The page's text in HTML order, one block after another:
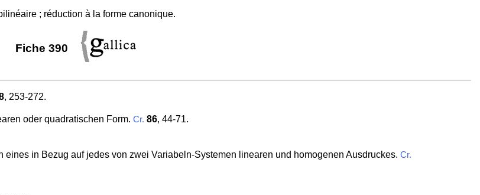
; réduction à la forme canonique.
Fiche 390
, 253-272.
oder quadratischen Form. Cr. 86, 44-71.
eines in Bezug auf jedes von zwei Variabeln-Systemen linearen und homogenen Ausdruckes. Cr.